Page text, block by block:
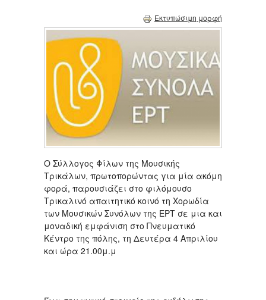
Εκτυπώσιμη μορφή
Ο Σύλλογος Φίλων της Μουσικής
Τρικάλων, πρωτοπορώντας για μία ακόμη
φορά, παρουσιάζει στο φιλόμουσο
Τρικαλινό απαιτητικό κοινό τη Χορωδία
των Μουσικών Συνόλων της ΕΡΤ σε μια και
μοναδική εμφάνιση στο Πνευματικό
Κέντρο της πόλης, τη Δευτέρα 4 Απριλίου
και ώρα 21.00μ.μ